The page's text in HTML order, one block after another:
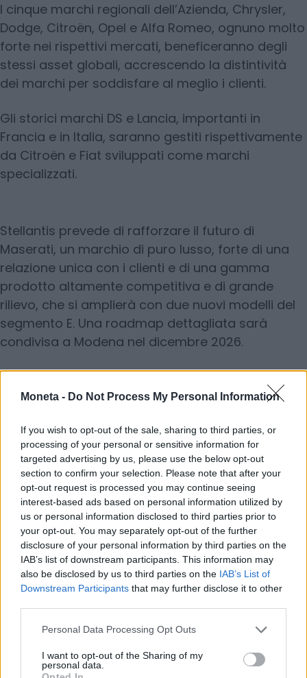
Moneta - Do Not Process My Personal Information
If you wish to opt-out of the sale, sharing to third parties, or
processing of your personal or sensitive information for
targeted advertising by us, please use the below opt-out
section to confirm your selection. Please note that after your
opt-out request is processed you may continue seeing
interest-based ads based on personal information utilized by
us or personal information disclosed to third parties prior to
your opt-out. You may separately opt-out of the further
disclosure of your personal information by third parties on the
IAB’s list of downstream participants. This information may
also be disclosed by us to third parties on the IAB’s List of
Downstream Participants that may further disclose it to other
Personal Data Processing Opt Outs
I want to opt-out of the Sharing of my
personal data.
I cinque marchi regionali dell’Azienda, Chrysler,
Dodge, Citroën, Opel e Alfa Romeo, ognuno molto
forte nei rispettivi mercati, beneficeranno degli
stessi asset globali, accrescendo la distintività
dei marchi per soddisfare al meglio i clienti.
Gli storici marchi DS e Lancia, importanti in
Francia e in Italia, saranno gestiti rispettivamente
da Citroën e Fiat sviluppati come marchi
specializzati.
Stellantis prevede di rafforzare il futuro di
Maserati, un marchio di puro lusso, forte di una
relazione unica con i clienti e di una gamma
prodotto altamente competitiva e di grande
rilievo, che si amplierà con due nuovi modelli del
segmento E. Una roadmap dettagliata sarà
condivisa a Modena nel dicembre 2026.
© RIPRODUZIONE RISERVATA
Scegli Moneta come fonte preferita